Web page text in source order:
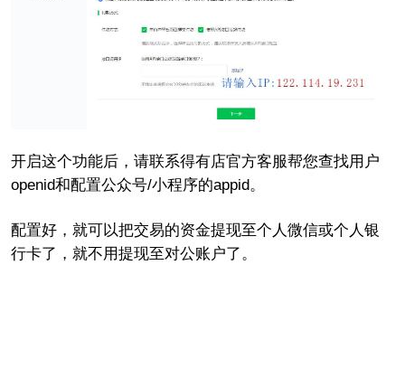
开启这个功能后，请联系得有店官方客服帮您查找用户
openid和配置公众号/小程序的appid。
配置好，就可以把交易的资金提现至个人微信或个人银
行卡了，就不用提现至对公账户了。